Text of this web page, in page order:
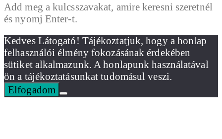
Add meg a kulcsszavakat, amire keresni szeretnél
és nyomj Enter-t.
Kedves Látogató! Tájékoztatjuk, hogy a honlap
felhasználói élmény fokozásának érdekében
sütiket alkalmazunk. A honlapunk használatával
ön a tájékoztatásunkat tudomásul veszi.
Elfogadom